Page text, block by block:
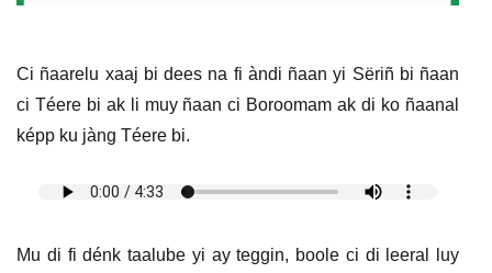
Ci ñaarelu xaaj bi dees na fi àndi ñaan yi Sëriñ bi ñaan
ci Téere bi ak li muy ñaan ci Boroomam ak di ko ñaanal
képp ku jàng Téere bi.
Mu di fi dénk taalube yi ay teggin, boole ci di leeral luy